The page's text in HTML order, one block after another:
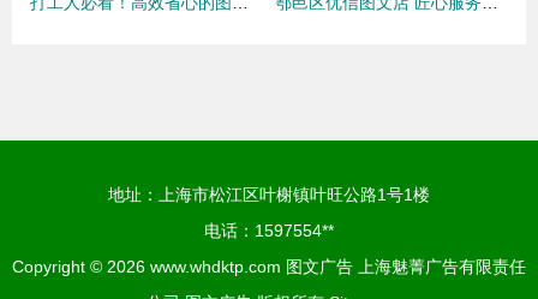
地址：上海市松江区叶榭镇叶旺公路1号1楼
电话：1597554**
Copyright © 2026 www.whdktp.com 图文广告
上海魅菁广告有限责任